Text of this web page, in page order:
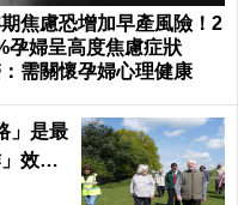
焦慮恐增加早產風險！2
孕婦呈高度焦慮症狀
需關懷孕婦心理健康
」是最
效果